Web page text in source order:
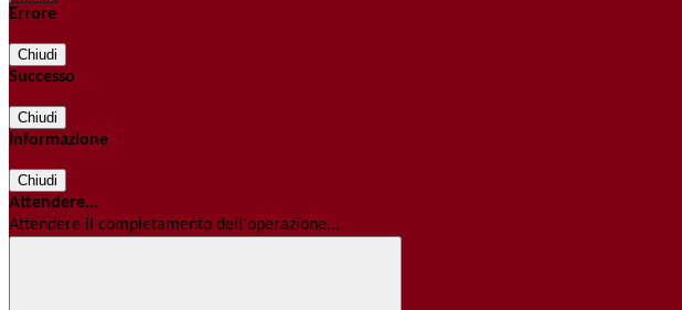
Errore
Chiudi
Successo
Chiudi
Informazione
Chiudi
Attendere...
Attendere il completamento dell'operazione...